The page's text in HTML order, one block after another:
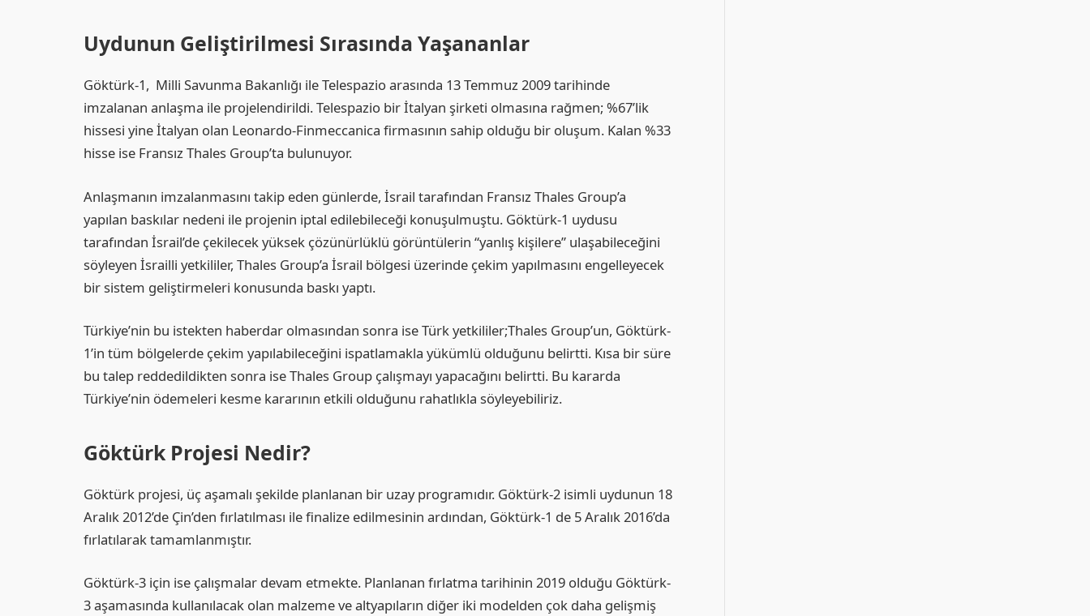
Uydunun Geliştirilmesi Sırasında Yaşananlar
Göktürk-1, Milli Savunma Bakanlığı ile Telespazio arasında 13 Temmuz 2009 tarihinde
imzalanan anlaşma ile projelendirildi. Telespazio bir İtalyan şirketi olmasına rağmen; %67’lik
hissesi yine İtalyan olan Leonardo-Finmeccanica firmasının sahip olduğu bir oluşum. Kalan %33
hisse ise Fransız Thales Group’ta bulunuyor.
Anlaşmanın imzalanmasını takip eden günlerde, İsrail tarafından Fransız Thales Group’a
yapılan baskılar nedeni ile projenin iptal edilebileceği konuşulmuştu. Göktürk-1 uydusu
tarafından İsrail’de çekilecek yüksek çözünürlüklü görüntülerin “yanlış kişilere” ulaşabileceğini
söyleyen İsrailli yetkililer, Thales Group’a İsrail bölgesi üzerinde çekim yapılmasını engelleyecek
bir sistem geliştirmeleri konusunda baskı yaptı.
Türkiye’nin bu istekten haberdar olmasından sonra ise Türk yetkililer;Thales Group’un, Göktürk-
1’in tüm bölgelerde çekim yapılabileceğini ispatlamakla yükümlü olduğunu belirtti. Kısa bir süre
bu talep reddedildikten sonra ise Thales Group çalışmayı yapacağını belirtti. Bu kararda
Türkiye’nin ödemeleri kesme kararının etkili olduğunu rahatlıkla söyleyebiliriz.
Göktürk Projesi Nedir?
Göktürk projesi, üç aşamalı şekilde planlanan bir uzay programıdır. Göktürk-2 isimli uydunun 18
Aralık 2012’de Çin’den fırlatılması ile finalize edilmesinin ardından, Göktürk-1 de 5 Aralık 2016’da
fırlatılarak tamamlanmıştır.
Göktürk-3 için ise çalışmalar devam etmekte. Planlanan fırlatma tarihinin 2019 olduğu Göktürk-
3 aşamasında kullanılacak olan malzeme ve altyapıların diğer iki modelden çok daha gelişmiş